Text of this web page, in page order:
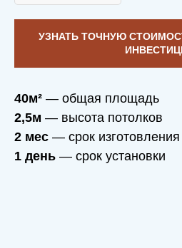
УЗНАТЬ ТОЧНУЮ
40м² — общая площадь
2,5м — высота потолков
2 мес — срок изготовления
1 день — срок установки